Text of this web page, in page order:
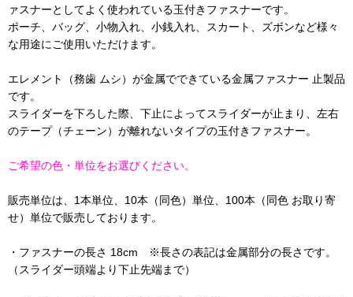
ァスナーとしてよく使われている玉付きファスナーです。
ポーチ、バッグ、小物入れ、小銭入れ、スカート、ズボンなど様々
な用途にご使用いただけます。
エレメント（務歯 ムシ）が金属でできている金属ファスナー 止製品
です。
スライダーを下ろした際、下止によってスライダーが止まり、左右
のテープ（チェーン）が離れないタイプの玉付きファスナー。
ご希望の色・単位をお選びください。
販売単位は、1本単位、10本（同色）単位、100本（同色 お取り寄
せ）単位で販売しております。
・ファスナーの長さ 18cm ※長さの表記は金属部分の長さです。
（スライダー頭端より下止先端まで）